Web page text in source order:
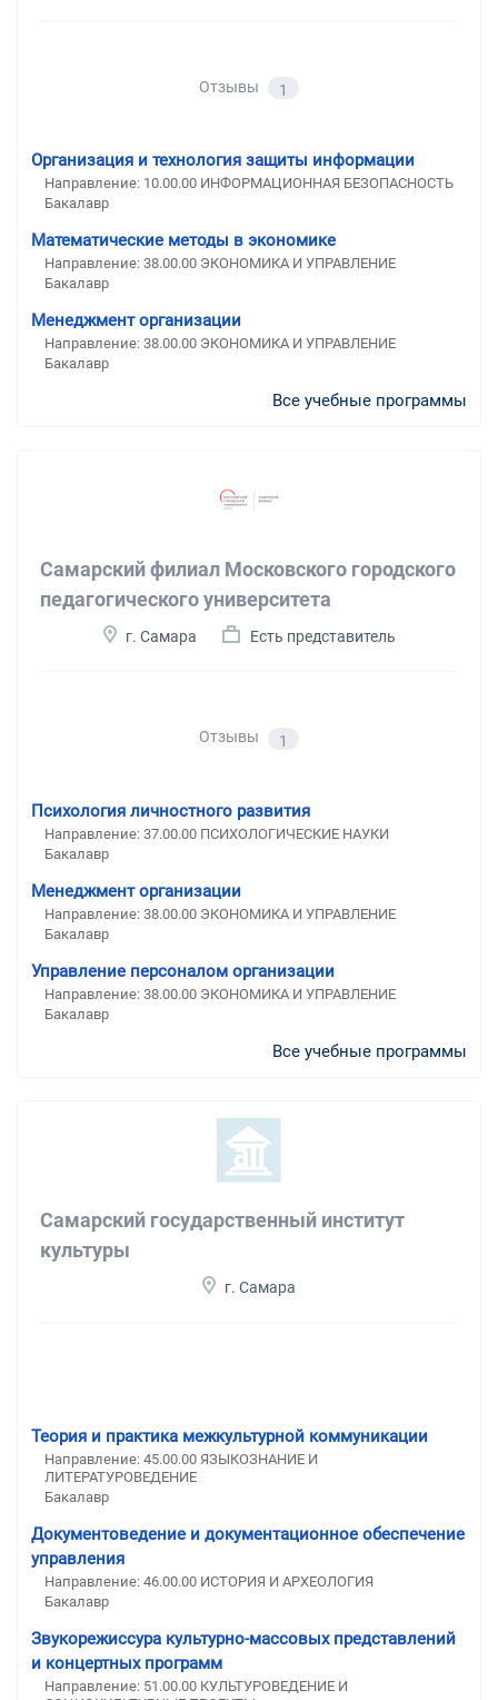
Отзывы 1
Организация и технология защиты информации
Направление: 10.00.00 ИНФОРМАЦИОННАЯ БЕЗОПАСНОСТЬ
Бакалавр
Математические методы в экономике
Направление: 38.00.00 ЭКОНОМИКА И УПРАВЛЕНИЕ
Бакалавр
Менеджмент организации
Направление: 38.00.00 ЭКОНОМИКА И УПРАВЛЕНИЕ
Бакалавр
Все учебные программы
Самарский филиал Московского городского
педагогического университета
г. Самара Есть представитель
Отзывы 1
Психология личностного развития
Направление: 37.00.00 ПСИХОЛОГИЧЕСКИЕ НАУКИ
Бакалавр
Менеджмент организации
Направление: 38.00.00 ЭКОНОМИКА И УПРАВЛЕНИЕ
Бакалавр
Управление персоналом организации
Направление: 38.00.00 ЭКОНОМИКА И УПРАВЛЕНИЕ
Бакалавр
Все учебные программы
Самарский государственный институт
культуры
г. Самара
Теория и практика межкультурной коммуникации
Направление: 45.00.00 ЯЗЫКОЗНАНИЕ И
ЛИТЕРАТУРОВЕДЕНИЕ
Бакалавр
Документоведение и документационное обеспечение
управления
Направление: 46.00.00 ИСТОРИЯ И АРХЕОЛОГИЯ
Бакалавр
Звукорежиссура культурно-массовых представлений
и концертных программ
Направление: 51.00.00 КУЛЬТУРОВЕДЕНИЕ И